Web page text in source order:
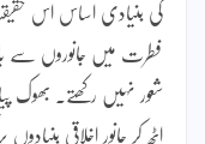
کی بنیادی اساس اس
فطرت میں جانوروں سے
شعور نہیں رکھتے۔ بھوک
اٹھ کر جانور اخلاقی